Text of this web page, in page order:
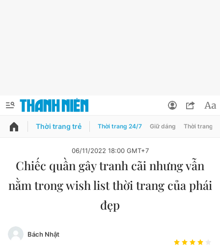
PODCAST QUẢNG CÁO
Chuyên mục
Chào ngày mới
Thông tin tài khoản
Đổi mật khẩu
Thời trang trẻ Thời trang 24/7 Giữ dáng Thời trang
06/11/2022 18:00 GMT+7
Chiếc quần gây tranh cãi nhưng vẫn
nằm trong wish list thời trang của phái
đẹp
Bách Nhật